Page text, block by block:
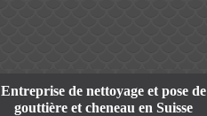
Entreprise de nettoyage et pose de
gouttière et cheneau en Suisse